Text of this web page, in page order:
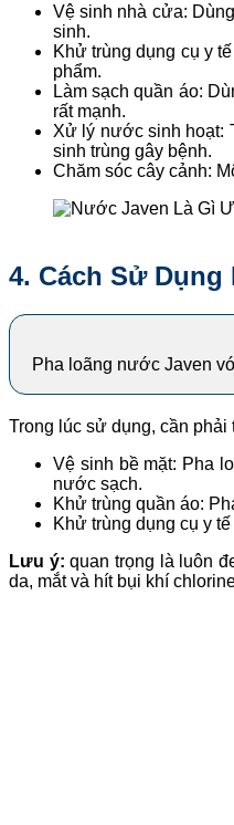
Vệ sinh nhà cửa:
sinh.
Khử trùng dụng cụ y
phẩm.
Làm sạch quần áo:
rất mạnh.
Xử lý nước sinh hoạt:
sinh trùng gây bệnh.
Chăm sóc cây cảnh:
4. Cách Sử Dụng
Pha loãng nước Javen
Trong lúc sử dụng, cần
Vệ sinh bề mặt: Pha
nước sạch.
Khử trùng quần áo:
Khử trùng dụng cụ y
Lưu ý: quan trọng là luôn
da, mắt và hít bụi khí